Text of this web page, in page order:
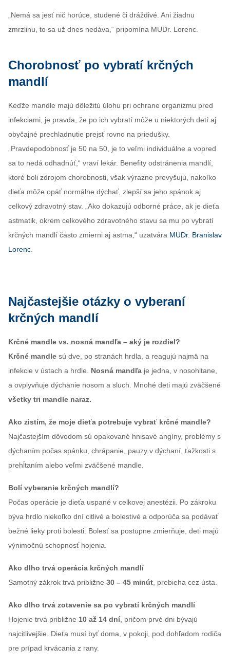
„Nemá sa jesť nič horúce, studené či dráždivé. Ani žiadnu
zmrzlinu, to sa už dnes nedáva,“ pripomína MUDr. Lorenc.
Chorobnosť po vybratí krčných
mandlí
Keďže mandle majú dôležitú úlohu pri ochrane organizmu pred
infekciami, je pravda, že po ich vybratí môže u niektorých detí aj
obyčajné prechladnutie prejsť rovno na priedušky.
„Pravdepodobnosť je 50 na 50, je to veľmi individuálne a vopred
sa to nedá odhadnúť,“ vraví lekár. Benefity odstránenia mandlí,
ktoré boli zdrojom chorobnosti, však výrazne prevyšujú, nakoľko
dieťa môže opäť normálne dýchať, zlepší sa jeho spánok aj
celkový zdravotný stav. „Ako dokazujú odborné práce, ak je dieťa
astmatik, okrem celkového zdravotného stavu sa mu po vybratí
krčných mandlí často zmierni aj astma,“ uzatvára MUDr. Branislav
Lorenc.
Najčastejšie otázky o vyberaní
krčných mandlí
Krčné mandle vs. nosná mandľa – aký je rozdiel?
Krčné mandle sú dve, po stranách hrdla, a reagujú najmä na
infekcie v ústach a hrdle. Nosná mandľa je jedna, v nosohltane,
a ovplyvňuje dýchanie nosom a sluch. Mnohé deti majú zväčšené
všetky tri mandle naraz.
Ako zistím, že moje dieťa potrebuje vybrať krčné mandle?
Najčastejším dôvodom sú opakované hnisavé angíny, problémy s
dýchaním počas spánku, chrápanie, pauzy v dýchaní, ťažkosti s
prehĺtaním alebo veľmi zväčšené mandle.
Bolí vyberanie krčných mandlí?
Počas operácie je dieťa uspané v celkovej anestézii. Po zákroku
býva hrdlo niekoľko dní citlivé a bolestivé a odporúča sa podávať
bežné lieky proti bolesti. Bolesť sa postupne zmierňuje, deti majú
výnimočnú schopnosť hojenia.
Ako dlho trvá operácia krčných mandlí
Samotný zákrok trvá približne 30 – 45 minút, prebieha cez ústa.
Ako dlho trvá zotavenie sa po vybratí krčných mandlí
Hojenie trvá približne 10 až 14 dní, pričom prvé dni bývajú
najcitlivejšie. Dieťa musí byť doma, v pokoji, pod dohľadom rodiča
pre prípad krvácania z rany.